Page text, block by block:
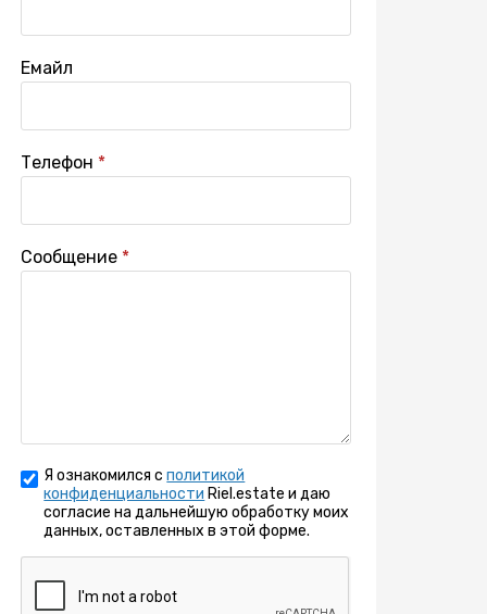
Емайл
Телефон
Сообщение
Я ознакомился сполитикой
конфиденциальности Riel.estate и даю
согласие на дальнейшую обработку моих
данных, оставленных в этой форме.